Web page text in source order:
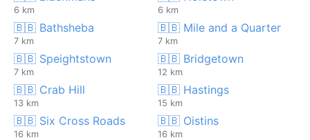
6 km 6 km
🇧🇧 Bathsheba
7 km
🇧🇧 Mile and a Quarter
7 km
🇧🇧 Speightstown
7 km
🇧🇧 Bridgetown
12 km
🇧🇧 Crab Hill
13 km
🇧🇧 Hastings
15 km
🇧🇧 Six Cross Roads
16 km
🇧🇧 Oistins
16 km